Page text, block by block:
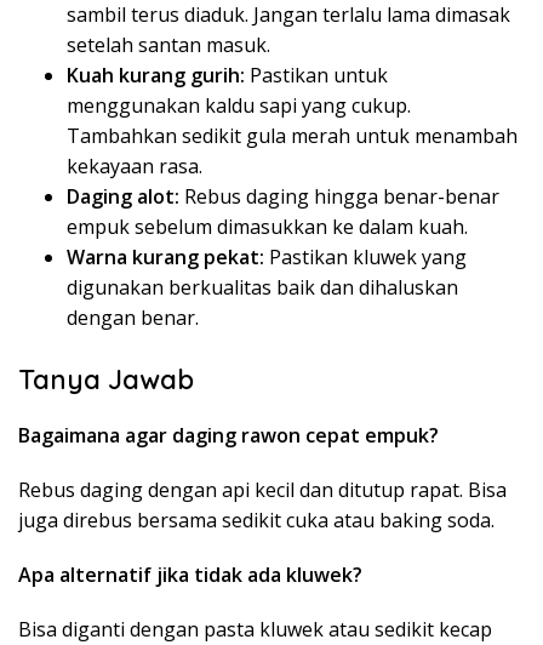
sambil terus diaduk. Jangan terlalu lama dimasak
setelah santan masuk.
Kuah kurang gurih: Pastikan untuk
menggunakan kaldu sapi yang cukup.
Tambahkan sedikit gula merah untuk menambah
kekayaan rasa.
Daging alot: Rebus daging hingga benar-benar
empuk sebelum dimasukkan ke dalam kuah.
Warna kurang pekat: Pastikan kluwek yang
digunakan berkualitas baik dan dihaluskan
dengan benar.
Tanya Jawab
Bagaimana agar daging rawon cepat empuk?
Rebus daging dengan api kecil dan ditutup rapat. Bisa
juga direbus bersama sedikit cuka atau baking soda.
Apa alternatif jika tidak ada kluwek?
Bisa diganti dengan pasta kluwek atau sedikit kecap